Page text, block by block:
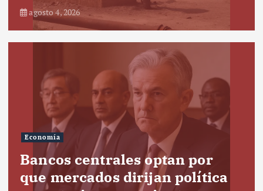
agosto 4, 2026
Economía
Bancos centrales optan por
que mercados dirijan política